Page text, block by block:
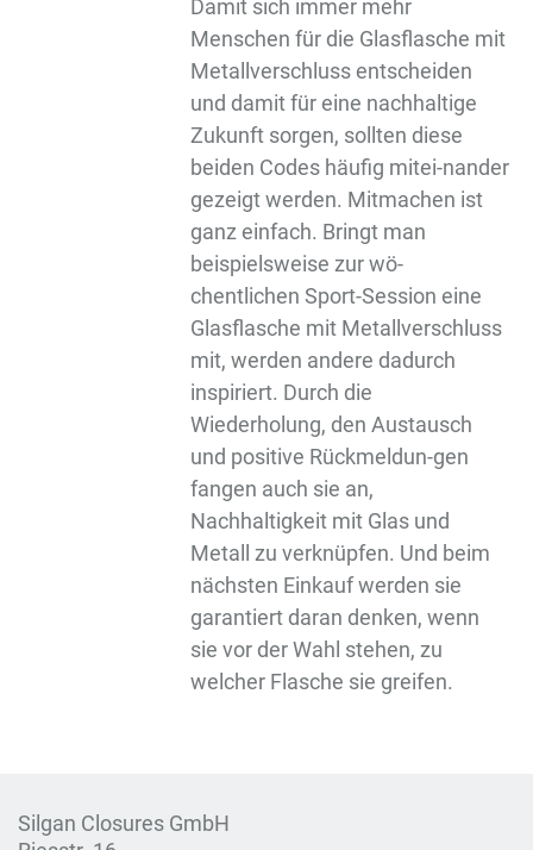
Damit sich immer mehr
Menschen für die Glasflasche mit
Metallverschluss entscheiden
und damit für eine nachhaltige
Zukunft sorgen, sollten diese
beiden Codes häufig mitei-nander
gezeigt werden. Mitmachen ist
ganz einfach. Bringt man
beispielsweise zur wö-
chentlichen Sport-Session eine
Glasflasche mit Metallverschluss
mit, werden andere dadurch
inspiriert. Durch die
Wiederholung, den Austausch
und positive Rückmeldun-gen
fangen auch sie an,
Nachhaltigkeit mit Glas und
Metall zu verknüpfen. Und beim
nächsten Einkauf werden sie
garantiert daran denken, wenn
sie vor der Wahl stehen, zu
welcher Flasche sie greifen.
Silgan Closures GmbH